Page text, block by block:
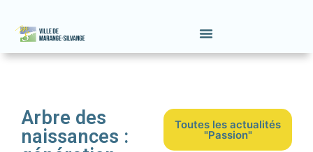
Arbre des
naissances :
Toutes les actualités
"Passion"